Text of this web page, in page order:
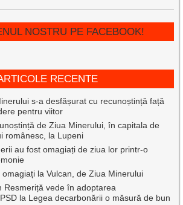
NOSTRU PE FACEBOOK!
RECENTE
s-a desfășurat cu recunoștință față
pentru viitor
de Ziua Minerului, în capitala de
românesc, la Lupeni
au fost omagiați de ziua lor printr-o
la Vulcan, de Ziua Minerului
Resmeriță vede în adoptarea
la Legea decarbonării o măsură de bun